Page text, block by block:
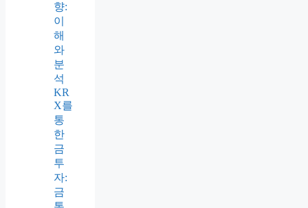
향:
이
해
와
분
석
KR
X를
통
한
금
투
자:
금